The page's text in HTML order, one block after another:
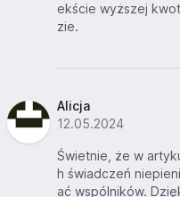
ekście wyższej
zie.
Alicja
12.05.2024
Świetnie, że w
h świadczeń
ać wspólników.